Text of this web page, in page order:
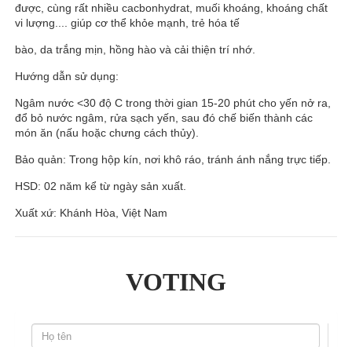
được, cùng rất nhiều cacbonhydrat, muối khoáng, khoáng chất
vi lượng.... giúp cơ thể khỏe mạnh, trẻ hóa tế
bào, da trắng mịn, hồng hào và cải thiện trí nhớ.
Hướng dẫn sử dụng:
Ngâm nước <30 độ C trong thời gian 15-20 phút cho yến nở ra,
đổ bỏ nước ngâm, rửa sạch yến, sau đó chế biến thành các
món ăn (nấu hoặc chưng cách thủy).
Bảo quản: Trong hộp kín, nơi khô ráo, tránh ánh nắng trực tiếp.
HSD: 02 năm kể từ ngày sản xuất.
Xuất xứ: Khánh Hòa, Việt Nam
VOTING